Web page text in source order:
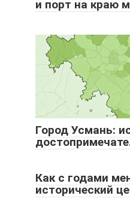
и порт на краю
Город Усмань:
Как с годами
исторический